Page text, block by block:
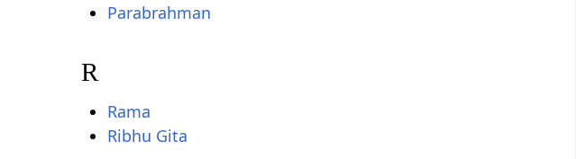
Parabrahman
R
Rama
Ribhu Gita